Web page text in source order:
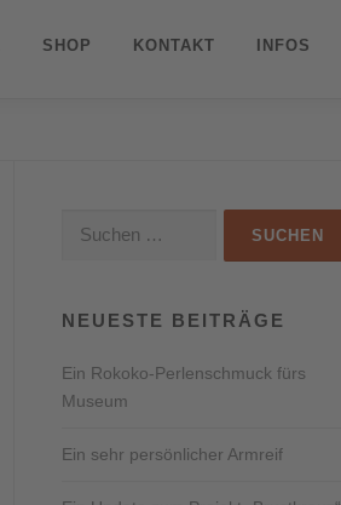
SHOP KONTAKT INFOS
NEUESTE BEITRÄGE
Ein Rokoko-Perlenschmuck fürs
Museum
Ein sehr persönlicher Armreif